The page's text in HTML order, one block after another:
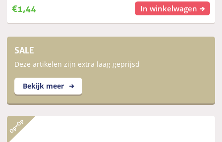
€1,44 In winkelwagen
SALE
Deze artikelen zijn extra laag geprijsd
Bekijk meer